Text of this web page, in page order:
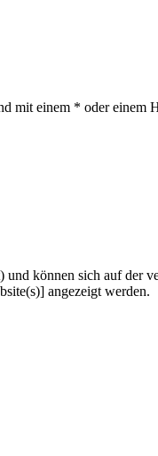
mit einem * oder
können sich auf der
angezeigt werden.